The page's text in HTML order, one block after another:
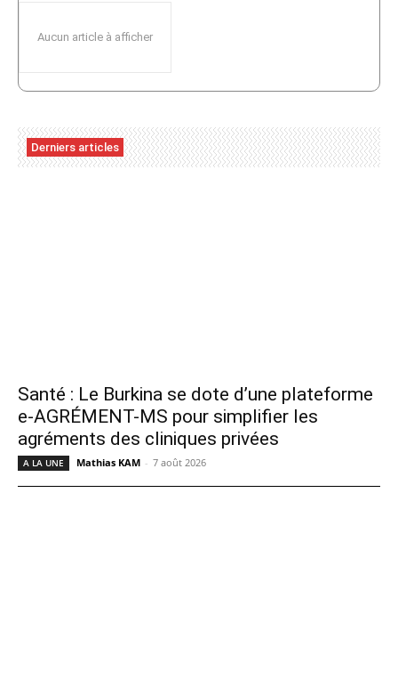
Aucun article à afficher
Derniers articles
Santé : Le Burkina se dote d’une plateforme
e-AGRÉMENT-MS pour simplifier les
agréments des cliniques privées
A LA UNE Mathias KAM - 7 août 2026